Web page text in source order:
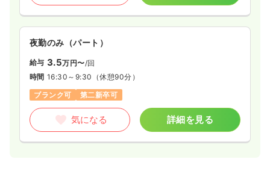
夜勤のみ（パート）
給与 3.5万円〜/回
時間 16:30～9:30 （休憩90分）
ブランク可
第二新卒可
気になる 詳細を見る